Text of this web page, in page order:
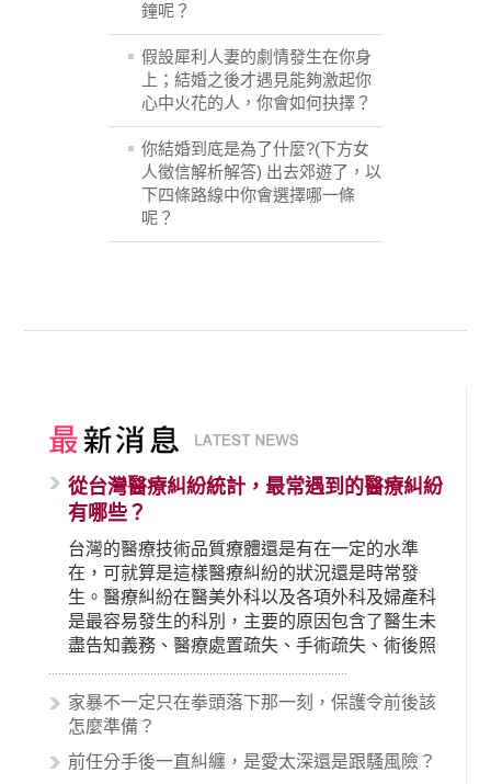
鐘呢？
假設犀利人妻的劇情發生在你身
上；結婚之後才遇見能夠激起你
心中火花的人，你會如何抉擇？
你結婚到底是為了什麼?(下方女
人徵信解析解答) 出去郊遊了，以
下四條路線中你會選擇哪一條
呢？
從台灣醫療糾紛統計，最常遇到的醫療糾紛
有哪些？
台灣的醫療技術品質療體還是有在一定的水準
在，可就算是這樣醫療糾紛的狀況還是時常發
生。醫療糾紛在醫美外科以及各項外科及婦產科
是最容易發生的科別，主要的原因包含了醫生未
盡告知義務、醫療處置疏失、手術疏失、術後照
顧失當、醫療費用的收取。雖然醫學進步，但醫
生與病患之間引起的糾紛還是經常發生。很多案
例中最後都走向訴訟流程，我們如果不幸遇到相
的內容其實非常多，有些案例…
家暴不一定只在拳頭落下那一刻，保護令前後該
怎麼準備？
前任分手後一直糾纏，是愛太深還是跟騷風險？